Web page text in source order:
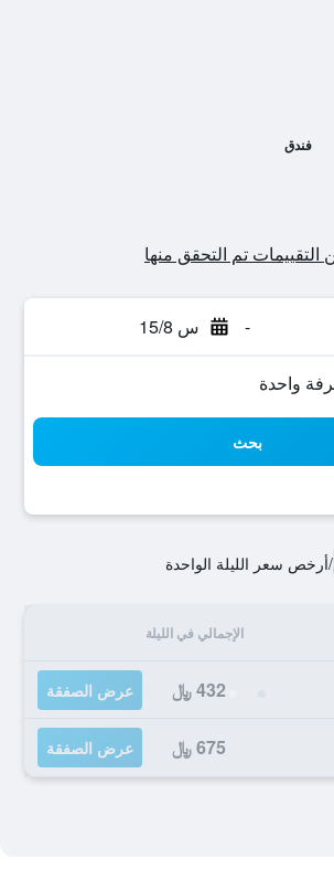
فندق
- س 15/8
بحث
/أرخص سعر الليلة الواحدة
الإجمالي في الليلة
432 ﷼ عرض الصفقة
675 ﷼ عرض الصفقة